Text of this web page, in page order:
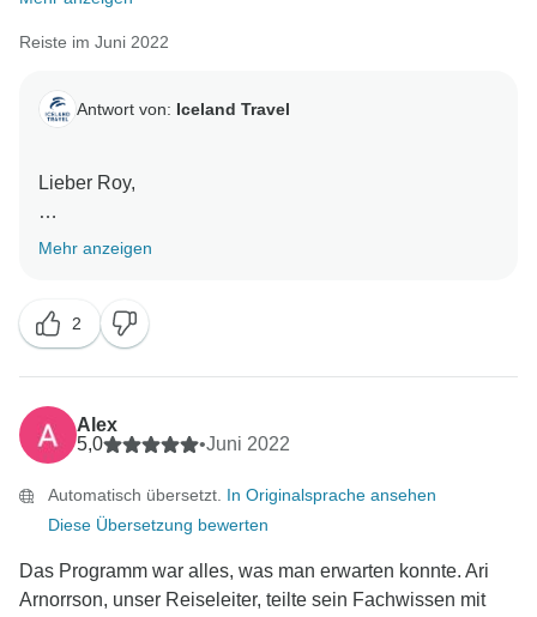
Reiste im Juni 2022
Antwort von: Iceland Travel
Lieber Roy,
vielen Dank für Ihr konstruktives Feedback zu unserer
unseren Service zu verbessern.
Es freut uns zu hören, dass Sie mit den Hotels und der
gesamten Reiseroute zufrieden waren. Wir werden
uns Ihre Punkte bezüglich der Komfortstopps, der
Essenszeiten und der Busgröße genauer ansehen.
Nochmals vielen Dank für Ihre Bewertung, und wir
dürfen!
Mehr anzeigen
2
Alex
5,0
•Juni 2022
Automatisch übersetzt. In Originalsprache ansehen
Diese Übersetzung bewerten
Das Programm war alles, was man erwarten konnte. Ari
Arnorrson, unser Reiseleiter, teilte sein Fachwissen mit